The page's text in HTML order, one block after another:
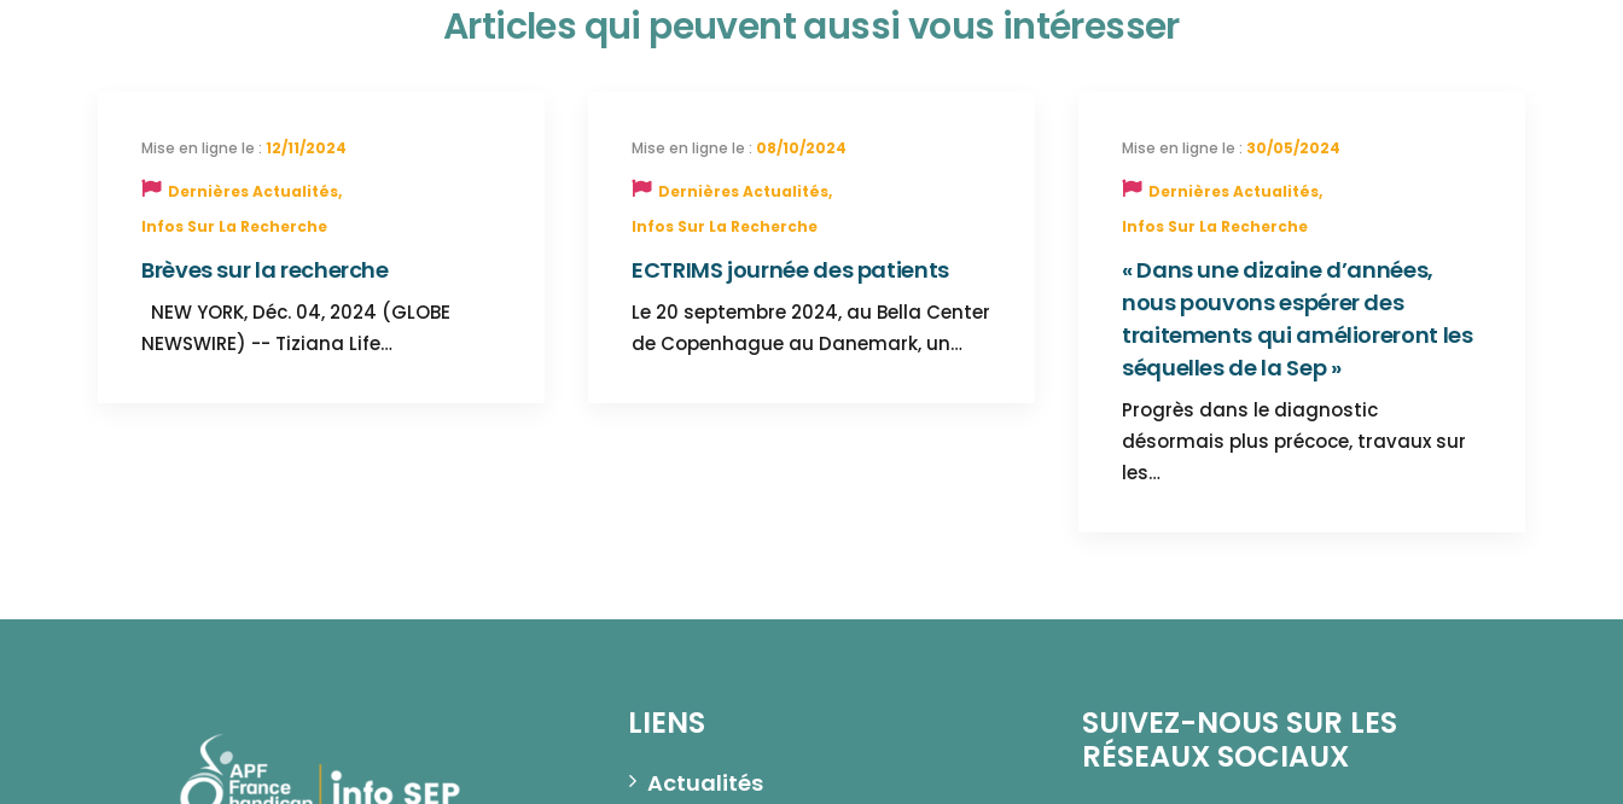
Articles qui peuvent aussi vous intéresser
12/11/2024
Dernières Actualités,
Infos Sur La Recherche
Brèves sur la recherche
NEW YORK, Déc. 04, 2024 (GLOBE
NEWSWIRE) -- Tiziana Life…
08/10/2024
Dernières Actualités,
Infos Sur La Recherche
ECTRIMS journée des patients
Le 20 septembre 2024, au Bella Center
de Copenhague au Danemark, un…
30/05/2024
Dernières Actualités,
Infos Sur La Recherche
« Dans une dizaine d’années,
nous pouvons espérer des
traitements qui amélioreront les
séquelles de la Sep »
Progrès dans le diagnostic
désormais plus précoce, travaux sur
les…
LIENS
Actualités
SUIVEZ-NOUS SUR LES
RÉSEAUX SOCIAUX